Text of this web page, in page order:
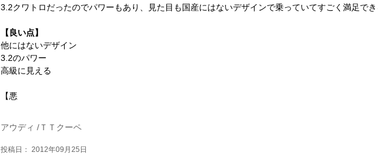
3.2クワトロだったのでパワーもあり、見た目も国産にはないデザインで乗っていてすごく満足で
【良い点】
他にはないデザイン
3.2のパワー
高級に見える
【悪
アウディ /ＴＴクーペ
投稿日： 2012年09月25日